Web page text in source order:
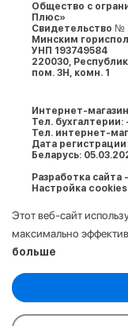
Общество с
Плюс»
Свидетельство №
Минским
УНП 193749584
220030,
пом. 3Н, комн. 1
Интернет-магазин
Тел.
Тел. интернет-
Дата
Беларусь:
Разработка сайта
Настройка cookies
Этот веб-сайт
максимально
больше
Выберите
Аналитические/